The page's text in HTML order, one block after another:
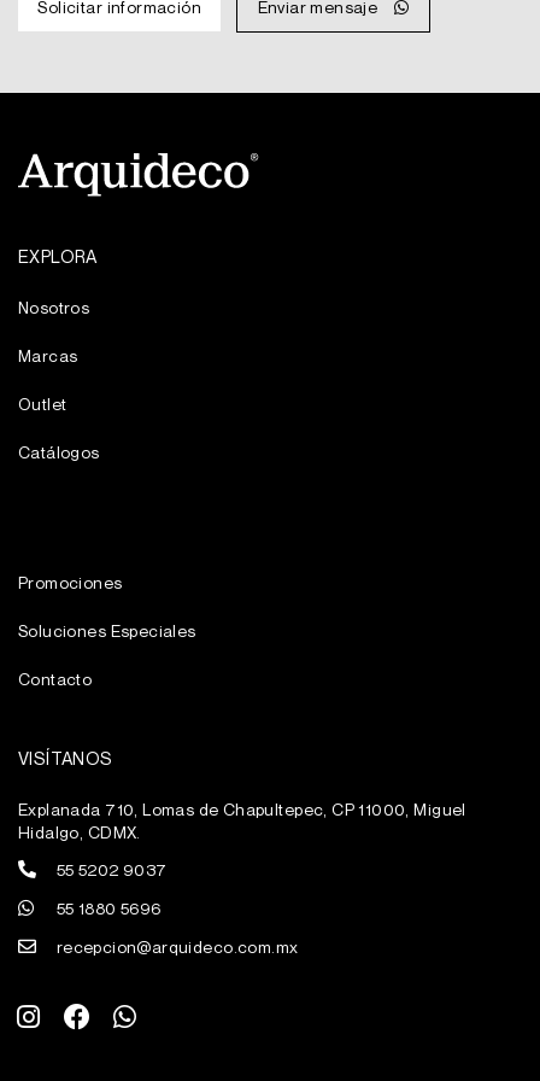
MXN
MXN
Solicitar información Enviar mensaje
EXPLORA
Nosotros
Marcas
Outlet
Catálogos
Promociones
Soluciones Especiales
Contacto
VISÍTANOS
Explanada 710, Lomas de Chapultepec, CP 11000, Miguel
Hidalgo, CDMX.
55 5202 9037
55 1880 5696
recepcion@arquideco.com.mx
n
s
a
c
h
a